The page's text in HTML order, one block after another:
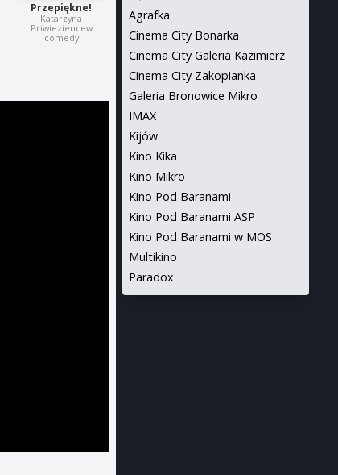
Przepiękne!
Katarzyna
Priwieziencew
comedy
Agrafka
Cinema City Bonarka
Cinema City Galeria Kazimierz
Cinema City Zakopianka
Galeria Bronowice Mikro
IMAX
Kijów
Kino Kika
Kino Mikro
Kino Pod Baranami
Kino Pod Baranami ASP
Kino Pod Baranami w MOS
Multikino
Paradox